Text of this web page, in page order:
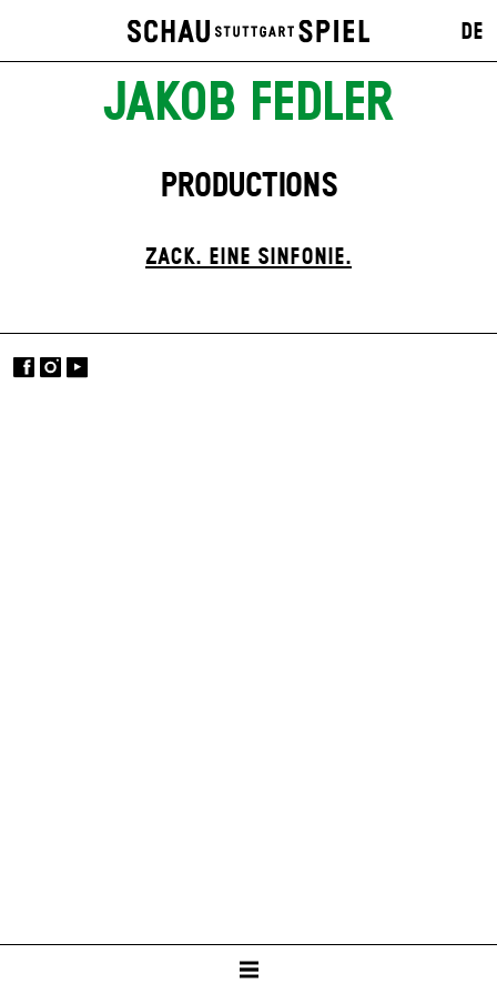
DE
JAKOB FEDLER
PRODUCTIONS
ZACK. EINE SINFONIE.